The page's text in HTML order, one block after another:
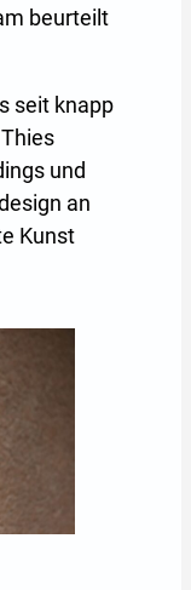
beurteilt
seit knapp
und
an
Kunst